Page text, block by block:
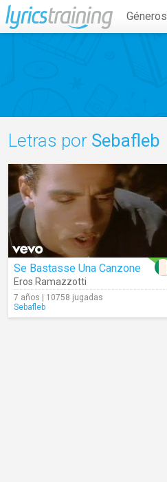
Géneros
Letras por Sebafleb
Se Bastasse Una Canzone
Eros Ramazzotti
7 años | 10758 jugadas
Sebafleb